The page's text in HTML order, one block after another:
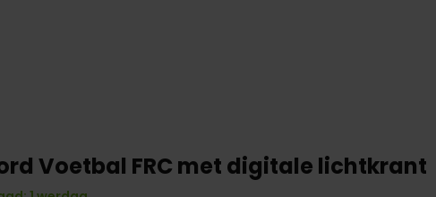
Voetbal FRC met digitale lichtkrant